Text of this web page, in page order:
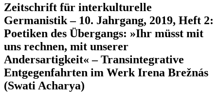
Zeitschrift für interkulturelle
Germanistik – 10. Jahrgang, 2019, Heft 2:
Poetiken des Übergangs: »Ihr müsst mit
uns rechnen, mit unserer
Andersartigkeit« – Transintegrative
Entgegenfahrten im Werk Irena Brežnás
(Swati Acharya)